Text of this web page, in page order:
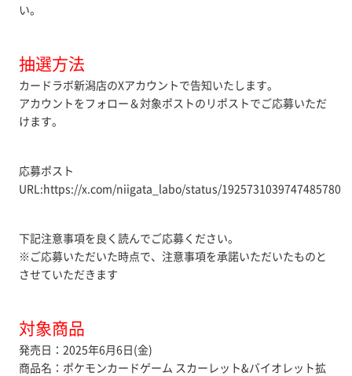
い。
抽選方法
カードラボ新潟店のXアカウントで告知いたします。
アカウントをフォロー＆対象ポストのリポストでご応募いただ
けます。
応募ポスト
URL:https://x.com/niigata_labo/status/1925731039747485780
下記注意事項を良く読んでご応募ください。
※ご応募いただいた時点で、注意事項を承諾いただいたものと
させていただきます
対象商品
発売日：2025年6月6日(金)
商品名：ポケモンカードゲーム スカーレット&バイオレット拡